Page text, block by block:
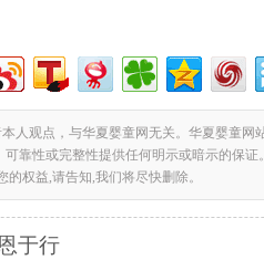
人观点，与华夏婴童网无关。华夏婴童网
靠性或完整性提供任何明示或暗示的保
权益,请告知,我们将尽快删除。
于行